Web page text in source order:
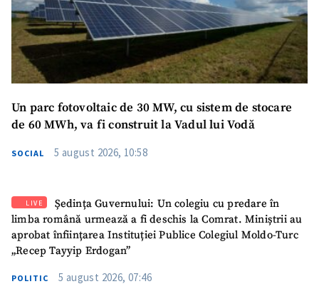
Un parc fotovoltaic de 30 MW, cu sistem de stocare
de 60 MWh, va fi construit la Vadul lui Vodă
SOCIAL 5 august 2026, 10:58
LIVE
Ședința Guvernului: Un colegiu cu predare în
limba română urmează a fi deschis la Comrat. Miniștrii au
aprobat înființarea Instituției Publice Colegiul Moldo-Turc
„Recep Tayyip Erdogan”
POLITIC 5 august 2026, 07:46